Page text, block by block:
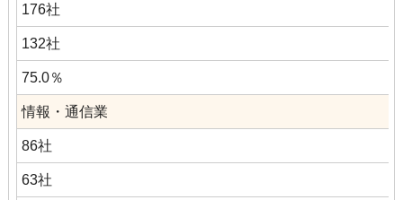
176社
132社
75.0％
情報・通信業
86社
63社